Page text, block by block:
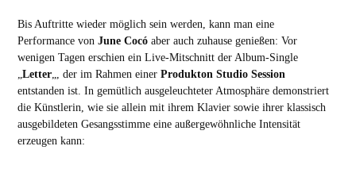
Bis Auftritte wieder möglich sein werden, kann man eine
Performance von June Cocóaber auch zuhause genießen: Vor
wenigen Tagen erschien ein Live-Mitschnitt der Album-Single
„Letter„, der im Rahmen einer Produkton Studio Session
entstanden ist. In gemütlich ausgeleuchteter Atmosphäre demonstriert
die Künstlerin, wie sie allein mit ihrem Klavier sowie ihrer klassisch
ausgebildeten Gesangsstimme eine außergewöhnliche Intensität
erzeugen kann: